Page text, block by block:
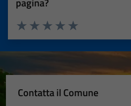
Valuta 5 stelle su 5
Valuta 4 stelle su 5
Valuta 3 stelle su 5
Valuta 2 stelle su 5
Valuta 1 stelle su 5
Contatta il Comune